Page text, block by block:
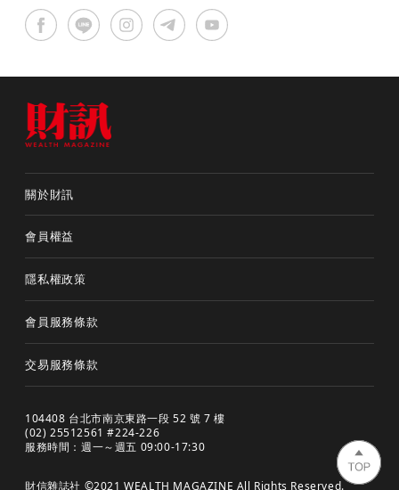
關於財訊
會員權益
隱私權政策
會員服務條款
交易服務條款
104408 台北市南京東路一段 52 號 7 樓
(02) 25512561 #224-226
服務時間：週一～週五 09:00-17:30
財信雜誌社 ©2021 WEALTH MAGAZINE All Rights Reserved.